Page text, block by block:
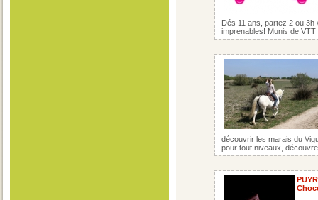
Dés 11 ans, partez 2 ou
imprenables! Munis de
découvrir les marais du
pour tout niveaux,